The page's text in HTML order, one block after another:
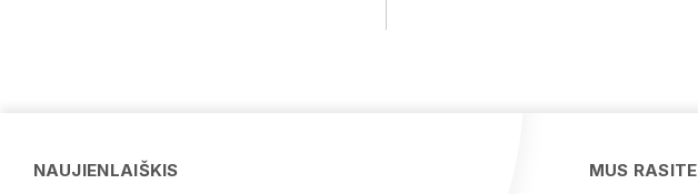
NAUJIENLAIŠKIS MUS RASITE